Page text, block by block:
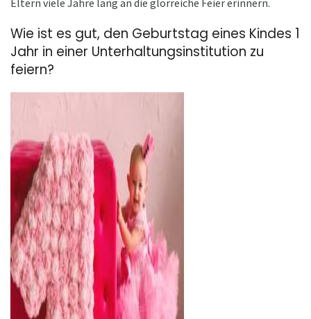
Eltern viele Jahre lang an die glorreiche Feier erinnern.
Wie ist es gut, den Geburtstag eines Kindes 1
Jahr in einer Unterhaltungsinstitution zu
feiern?